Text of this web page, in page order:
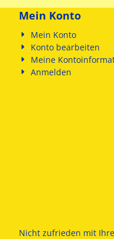
Mein Konto
Mein Konto
Konto bearbeiten
Meine
Anmelden
Nicht zufrieden mit